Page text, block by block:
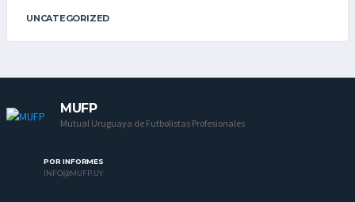
UNCATEGORIZED
MUFP
Mutual Uruguaya de Futbolistas Profesionales
POR INFORMES
INFO@MUFP.UY